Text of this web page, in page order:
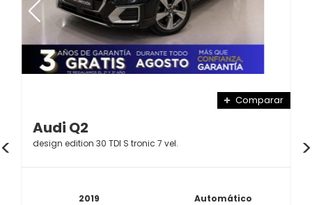
Comparar
Audi Q2
design edition 30 TDI S tronic 7 vel.
2019
Automático